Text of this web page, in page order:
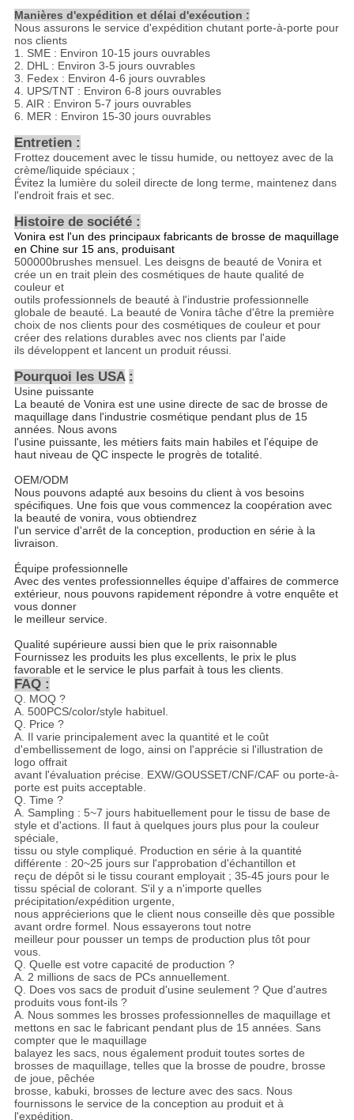
Manières d'expédition et délai d'exécution :
Nous assurons le service d'expédition chutant porte-à-porte pour
nos clients
1. SME : Environ 10-15 jours ouvrables
2. DHL : Environ 3-5 jours ouvrables
3. Fedex : Environ 4-6 jours ouvrables
4. UPS/TNT : Environ 6-8 jours ouvrables
5. AIR : Environ 5-7 jours ouvrables
6. MER : Environ 15-30 jours ouvrables
Entretien :
Frottez doucement avec le tissu humide, ou nettoyez avec de la
crème/liquide spéciaux ;
Évitez la lumière du soleil directe de long terme, maintenez dans
l'endroit frais et sec.
Histoire de société :
Vonira est l'un des principaux fabricants de brosse de maquillage
en Chine sur 15 ans, produisant
500000brushes mensuel. Les deisgns de beauté de Vonira et
crée un en trait plein des cosmétiques de haute qualité de
couleur et
outils professionnels de beauté à l'industrie professionnelle
globale de beauté. La beauté de Vonira tâche d'être la première
choix de nos clients pour des cosmétiques de couleur et pour
créer des relations durables avec nos clients par l'aide
ils développent et lancent un produit réussi.
Pourquoi les USA :
Usine puissante
La beauté de Vonira est une usine directe de sac de brosse de
maquillage dans l'industrie cosmétique pendant plus de 15
années. Nous avons
l'usine puissante, les métiers faits main habiles et l'équipe de
haut niveau de QC inspecte le progrès de totalité.
OEM/ODM
Nous pouvons adapté aux besoins du client à vos besoins
spécifiques. Une fois que vous commencez la coopération avec
la beauté de vonira, vous obtiendrez
l'un service d'arrêt de la conception, production en série à la
livraison.
Équipe professionnelle
Avec des ventes professionnelles équipe d'affaires de commerce
extérieur, nous pouvons rapidement répondre à votre enquête et
vous donner
le meilleur service.
Qualité supérieure aussi bien que le prix raisonnable
Fournissez les produits les plus excellents, le prix le plus
favorable et le service le plus parfait à tous les clients.
FAQ :
Q. MOQ ?
A. 500PCS/color/style habituel.
Q. Price ?
A. Il varie principalement avec la quantité et le coût
d'embellissement de logo, ainsi on l'apprécie si l'illustration de
logo offrait
avant l'évaluation précise. EXW/GOUSSET/CNF/CAF ou porte-à-
porte est puits acceptable.
Q. Time ?
A. Sampling : 5~7 jours habituellement pour le tissu de base de
style et d'actions. Il faut à quelques jours plus pour la couleur
spéciale,
tissu ou style compliqué. Production en série à la quantité
différente : 20~25 jours sur l'approbation d'échantillon et
reçu de dépôt si le tissu courant employait ; 35-45 jours pour le
tissu spécial de colorant. S'il y a n'importe quelles
précipitation/expédition urgente,
nous apprécierions que le client nous conseille dès que possible
avant ordre formel. Nous essayerons tout notre
meilleur pour pousser un temps de production plus tôt pour
vous.
Q. Quelle est votre capacité de production ?
A. 2 millions de sacs de PCs annuellement.
Q. Does vos sacs de produit d'usine seulement ? Que d'autres
produits vous font-ils ?
A. Nous sommes les brosses professionnelles de maquillage et
mettons en sac le fabricant pendant plus de 15 années. Sans
compter que le maquillage
balayez les sacs, nous également produit toutes sortes de
brosses de maquillage, telles que la brosse de poudre, brosse
de joue, pêchée
brosse, kabuki, brosses de lecture avec des sacs. Nous
fournissons le service de la conception au produit et à
l'expédition.